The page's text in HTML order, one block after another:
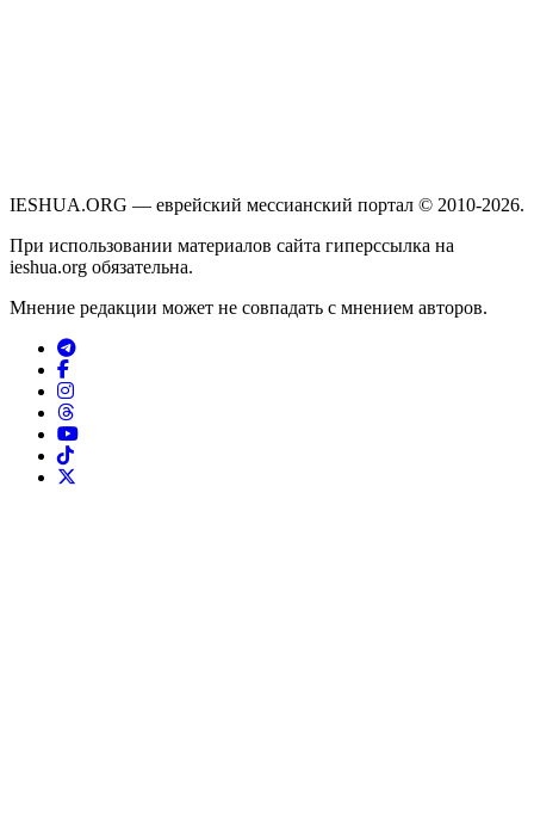
IESHUA.ORG — еврейский мессианский портал © 2010-2026.
При использовании материалов сайта гиперссылка на
ieshua.org обязательна.
Мнение редакции может не совпадать с мнением авторов.